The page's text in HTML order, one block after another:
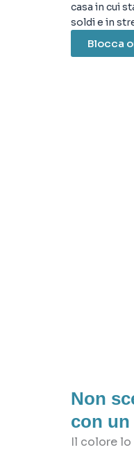
casa in cui
soldi e in
Blocca
Non
con
Il colore